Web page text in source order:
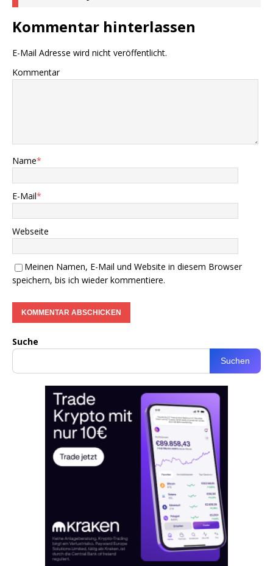
Kommentar hinterlassen
E-Mail Adresse wird nicht veröffentlicht.
Kommentar
Name*
E-Mail*
Webseite
Meinen Namen, E-Mail und Website in diesem Browser
speichern, bis ich wieder kommentiere.
Suche
Suchen